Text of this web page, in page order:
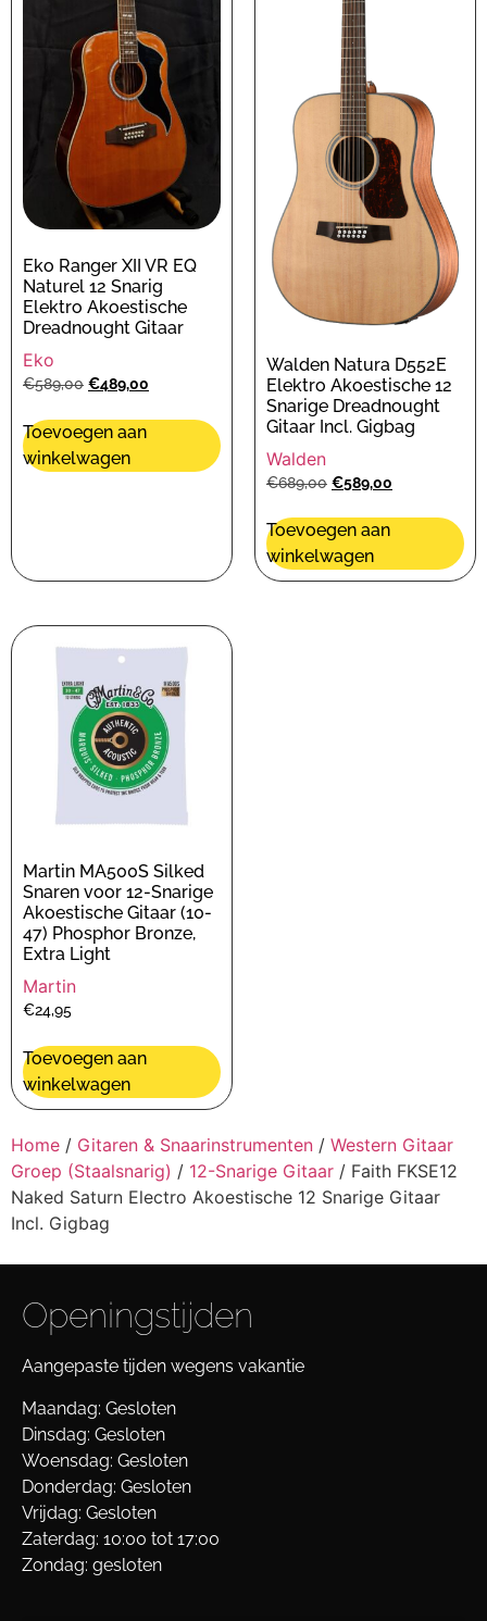
Eko Ranger XII VR EQ
Naturel 12 Snarig
Elektro Akoestische
Dreadnought Gitaar
Eko
€589,00 €489,00
Toevoegen aan
winkelwagen
Walden Natura D552E
Elektro Akoestische 12
Snarige Dreadnought
Gitaar Incl. Gigbag
Walden
€689,00 €589,00
Toevoegen aan
winkelwagen
Martin MA500S Silked
Snaren voor 12-Snarige
Akoestische Gitaar (10-
47) Phosphor Bronze,
Extra Light
Martin
€24,95
Toevoegen aan
winkelwagen
Home / Gitaren & Snaarinstrumenten / Western Gitaar
Groep (Staalsnarig) / 12-Snarige Gitaar / Faith FKSE12
Naked Saturn Electro Akoestische 12 Snarige Gitaar
Incl. Gigbag
Openingstijden
Aangepaste tijden wegens vakantie
Maandag: Gesloten
Dinsdag: Gesloten
Woensdag: Gesloten
Donderdag: Gesloten
Vrijdag: Gesloten
Zaterdag: 10:00 tot 17:00
Zondag: gesloten